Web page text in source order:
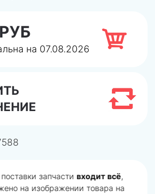
на 07.08.2026
запчасти входит всё,
на изображении товара на